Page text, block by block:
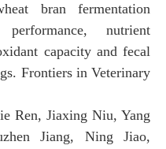
bran fermentation
nutrient
capacity and fecal
Frontiers in Veterinary
Ren, Jiaxing Niu, Yang
Jiang, Ning Jiao,